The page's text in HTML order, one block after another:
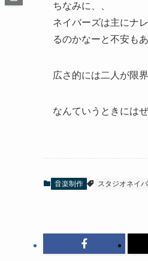
ちなみに、、
ネイバーズは主にナ
るのかなーと不安も
広さ的には二人が限
なんていうときには
音楽制作 スタジオネイ